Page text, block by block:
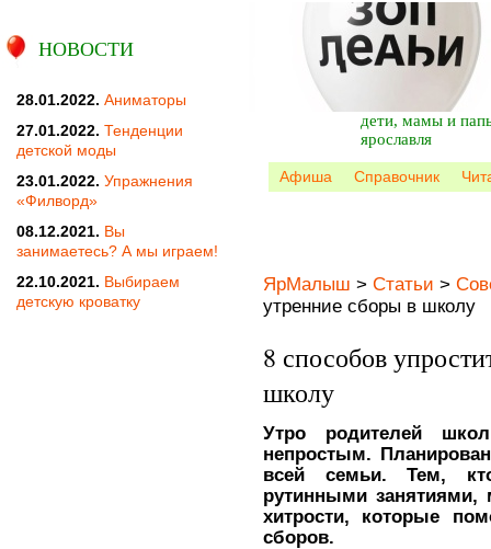
НОВОСТИ
28.01.2022. Аниматоры
27.01.2022. Тенденции
детской моды
23.01.2022. Упражнения
«Филворд»
08.12.2021. Вы
занимаетесь? А мы играем!
22.10.2021. Выбираем
детскую кроватку
дети, мамы и
ярославля
Афиша Справочник
ЯрМалыш > Статьи >
утренние сборы в школу
8 способов
школу
Утро родителей
непростым.
всей семьи. Тем,
рутинными занятиями,
хитрости, которые
сборов.